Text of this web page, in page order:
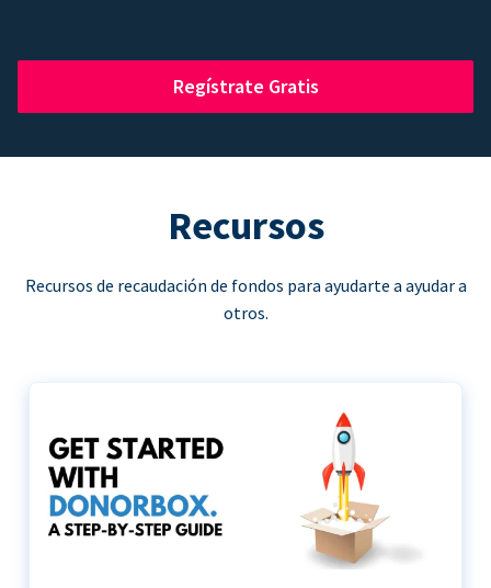
Regístrate Gratis
Recursos
Recursos de recaudación de fondos para ayudarte a ayudar a
otros.